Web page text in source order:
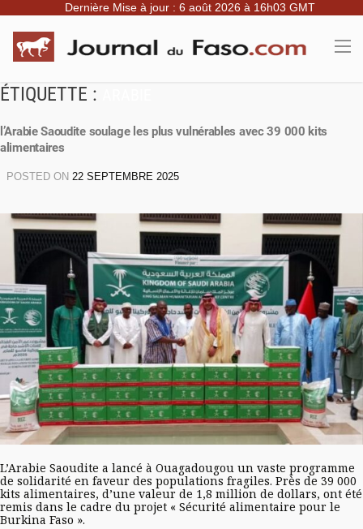
Dernière Mise à jour : 6 août 2026 à 16h03 GMT
ÉTIQUETTE :
l’Arabie Saoudite soulage les plus vulnérables avec 39 000 kits
alimentaires
POSTED ON 22 SEPTEMBRE 2025
L’Arabie Saoudite a lancé à Ouagadougou un vaste programme
de solidarité en faveur des populations fragiles. Près de 39 000
kits alimentaires, d’une valeur de 1,8 million de dollars, ont été
remis dans le cadre du projet « Sécurité alimentaire pour le
Burkina Faso ».